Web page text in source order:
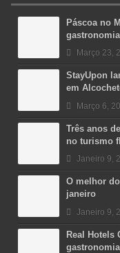
Páscoa no
Março 23,
StayUpon
em
Março 6,
Três anos
no turismo
Janeiro 9,
O melhor
janeiro
Janeiro 9,
Real Hotels